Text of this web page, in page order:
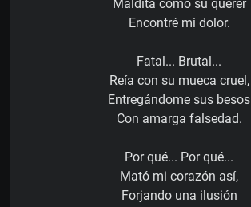
Maldita como su querer
Encontré mi dolor.
Fatal... Brutal...
Reía con su mueca cruel,
Entregándome sus besos
Con amarga falsedad.
Por qué... Por qué...
Mató mi corazón así,
Forjando una ilusión